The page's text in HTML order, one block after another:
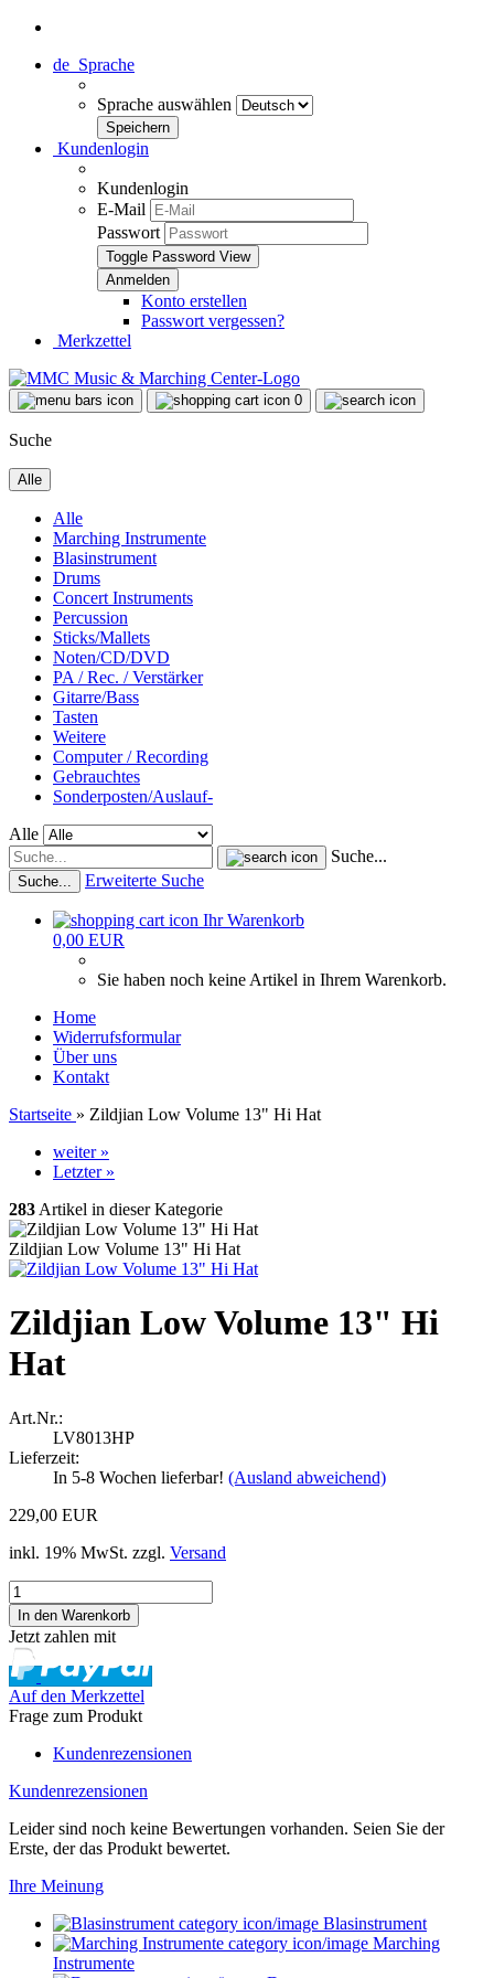
de Sprache
Sprache auswählen
Kundenlogin
Kundenlogin
E-Mail
Passwort
Toggle Password View
Konto erstellen
Passwort vergessen?
Merkzettel
0
Suche
Alle
Alle
Marching Instrumente
Blasinstrument
Drums
Concert Instruments
Percussion
Sticks/Mallets
Noten/CD/DVD
PA / Rec. / Verstärker
Gitarre/Bass
Tasten
Weitere
Computer / Recording
Gebrauchtes
Sonderposten/Auslauf-
Alle
Suche...
Suche... Erweiterte Suche
Ihr Warenkorb
0,00 EUR
Sie haben noch keine Artikel in Ihrem Warenkorb.
Home
Widerrufsformular
Über uns
Kontakt
Startseite » Zildjian Low Volume 13" Hi Hat
weiter »
Letzter »
283 Artikel in dieser Kategorie
Zildjian Low Volume 13" Hi Hat
Zildjian Low Volume 13" Hi
Hat
Art.Nr.:
LV8013HP
Lieferzeit:
In 5-8 Wochen lieferbar! (Ausland abweichend)
229,00 EUR
inkl. 19% MwSt. zzgl. Versand
Jetzt zahlen mit
Auf den Merkzettel
Frage zum Produkt
Kundenrezensionen
Kundenrezensionen
Leider sind noch keine Bewertungen vorhanden. Seien Sie der
Erste, der das Produkt bewertet.
Ihre Meinung
Blasinstrument
Marching
Instrumente